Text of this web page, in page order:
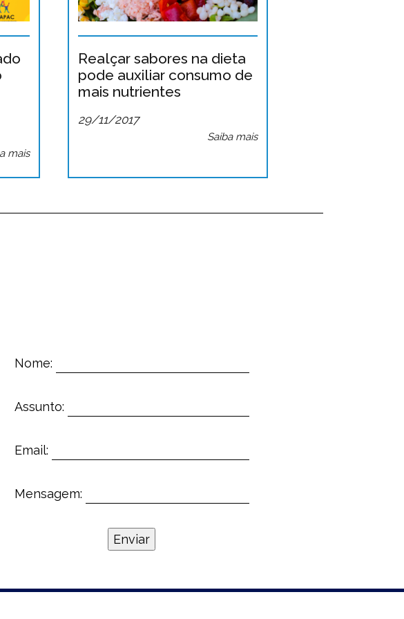
mais
Realçar sabores na dieta
pode auxiliar consumo de
mais nutrientes
29/11/2017
Saiba mais
Nome:
Assunto:
Email:
Mensagem:
Enviar